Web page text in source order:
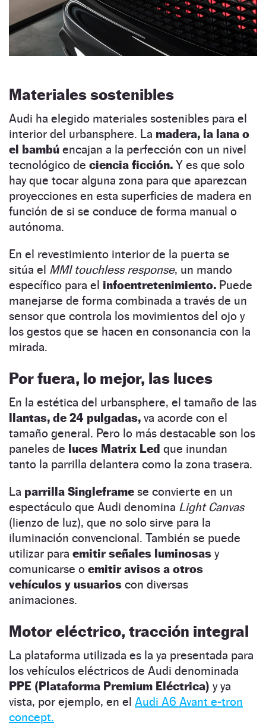
Materiales sostenibles
Audi ha elegido materiales sostenibles para el
interior del urbansphere. La madera, la lana o
el bambú encajan a la perfección con un nivel
tecnológico de ciencia ficción. Y es que solo
hay que tocar alguna zona para que aparezcan
proyecciones en esta superficies de madera en
función de si se conduce de forma manual o
autónoma.
En el revestimiento interior de la puerta se
sitúa el MMI touchless response, un mando
específico para el infoentretenimiento. Puede
manejarse de forma combinada a través de un
sensor que controla los movimientos del ojo y
los gestos que se hacen en consonancia con la
mirada.
Por fuera, lo mejor, las luces
En la estética del urbansphere, el tamaño de las
llantas, de 24 pulgadas, va acorde con el
tamaño general. Pero lo más destacable son los
paneles de luces Matrix Led que inundan
tanto la parrilla delantera como la zona trasera.
La parrilla Singleframe se convierte en un
espectáculo que Audi denomina Light Canvas
(lienzo de luz), que no solo sirve para la
iluminación convencional. También se puede
utilizar para emitir señales luminosas y
comunicarse o emitir avisos a otros
vehículos y usuarios con diversas
animaciones.
Motor eléctrico, tracción integral
La plataforma utilizada es la ya presentada para
los vehículos eléctricos de Audi denominada
PPE (Plataforma Premium Eléctrica) y ya
vista, por ejemplo, en el Audi A6 Avant e-tron
concept.